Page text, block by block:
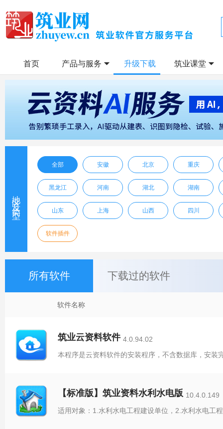
首页 产品与服务 升级下载 筑业课堂
地区及类型
全部 安徽 北京 重庆
黑龙江 河南 湖北 湖南
山东 上海 山西 四川
软件插件
所有软件 下载过的软件
软件名称
筑业云资料软件 4.0.94.02
【标准版】筑业资料水利水电版 10.4.0.149
适用对象：1.水利水电工程建设单位，2.水利水电工